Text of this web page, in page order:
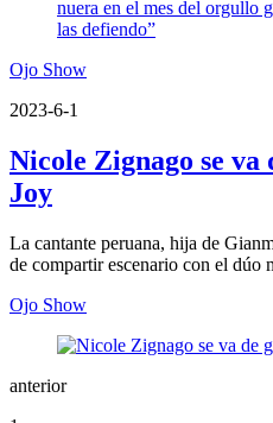
Ojo Show
2023-6-1
Nicole Zignago se va
Joy
La cantante peruana, hija de
de compartir escenario con el dúo
Ojo Show
anterior